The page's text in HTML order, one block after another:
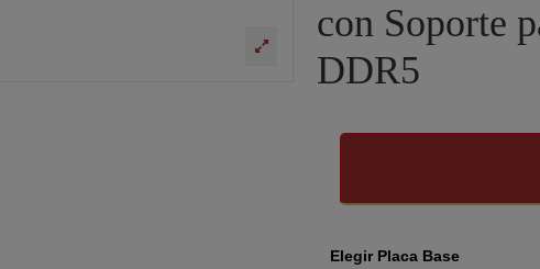
con Soporte
DDR5
Elegir Placa Base